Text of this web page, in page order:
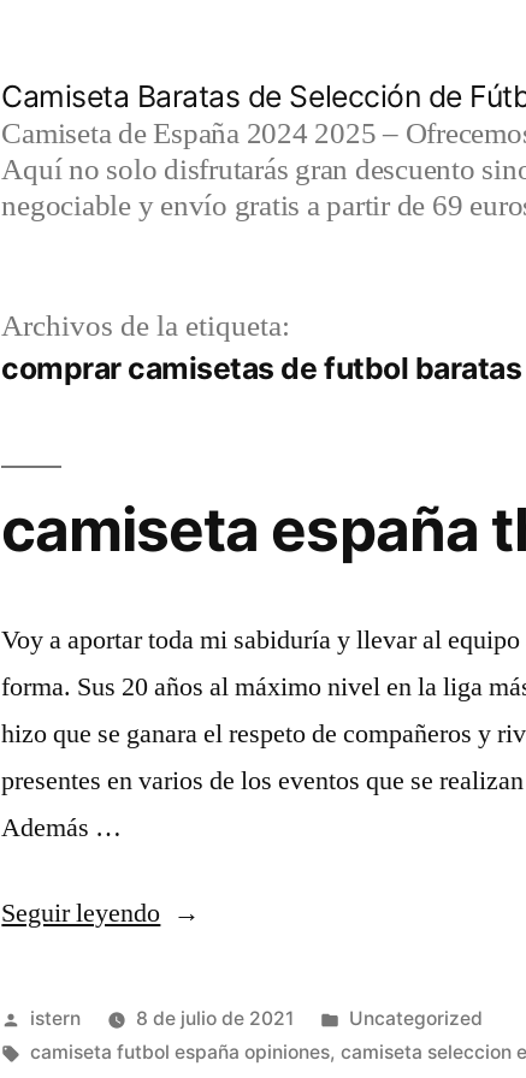
Camiseta Baratas de Selección de
Camiseta de España 2024 2025 –
Aquí no solo disfrutarás gran descuento
negociable y envío gratis a partir de 69
Archivos de la etiqueta:
comprar camisetas de futbol baratas
camiseta españa
Voy a aportar toda mi sabiduría y llevar al
forma. Sus 20 años al máximo nivel en la liga
hizo que se ganara el respeto de compañeros y
presentes en varios de los eventos que se
Además …
Seguir leyendo«camiseta
thai»
Publicado
por
istern 8 de julio de 2021
Publicado
en
Uncategorized
Etiquetas:
camiseta futbol españa opiniones,camiseta seleccion